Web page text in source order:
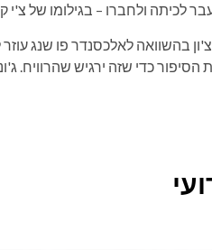
ולחברו – בגילומו של צ'י
בהשוואה לאלכסנדר פו שנג
כדי שזה ירגיש שהרוויח.